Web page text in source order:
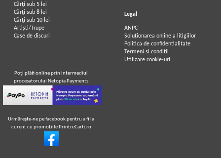
Cărţi sub 5 lei
Cărţi sub 8 lei
Cărţi sub 10 lei
Artiști/Trupe
Case de discuri
Legal
ANPC
Soluționarea online a litigiilor
Politica de confidentialitate
Termeni si conditii
Utilizare cookie-uri
Poţi plăti online prin intermediul
procesatorului Netopia Payments
Urmăreşte-ne pe facebook pentru a fi la
curent cu promoţiile PrintreCarti.ro